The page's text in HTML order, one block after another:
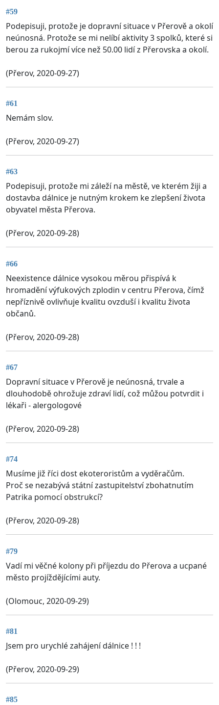
#59
Podepisuji, protože je dopravní situace v Přerově a okolí
neúnosná. Protože se mi nelíbí aktivity 3 spolků, které si
berou za rukojmí více než 50.00 lidí z Přerovska a okolí.
(Přerov, 2020-09-27)
#61
Nemám slov.
(Přerov, 2020-09-27)
#63
Podepisuji, protože mi záleží na městě, ve kterém žiji a
dostavba dálnice je nutným krokem ke zlepšení života
obyvatel města Přerova.
(Přerov, 2020-09-28)
#66
Neexistence dálnice vysokou měrou přispívá k
hromadění výfukových zplodin v centru Přerova, čímž
nepříznivě ovlivňuje kvalitu ovzduší i kvalitu života
občanů.
(Přerov, 2020-09-28)
#67
Dopravní situace v Přerově je neúnosná, trvale a
dlouhodobě ohrožuje zdraví lidí, což můžou potvrdit i
lékaři - alergologové
(Přerov, 2020-09-28)
#74
Musíme již říci dost ekoteroristům a vyděračům.
Proč se nezabývá státní zastupitelství zbohatnutím
Patrika pomocí obstrukcí?
(Přerov, 2020-09-28)
#79
Vadí mi věčné kolony při příjezdu do Přerova a ucpané
město projíždějícími auty.
(Olomouc, 2020-09-29)
#81
Jsem pro urychlé zahájení dálnice ! ! !
(Přerov, 2020-09-29)
#85